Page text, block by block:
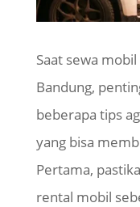
Saat sewa
Bandung,
beberapa tips
yang bisa
Pertama,
rental mobil